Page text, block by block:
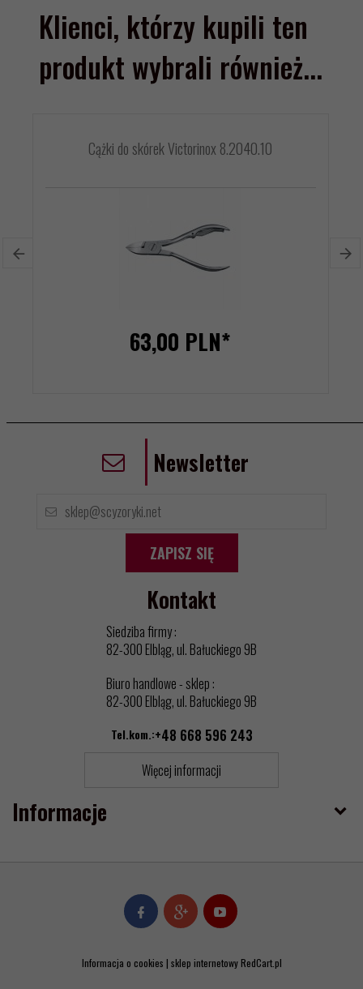
Klienci, którzy kupili ten
produkt wybrali również...
Cążki do skórek Victorinox 8.2040.10
63,00 PLN*
Informacje
Newsletter
ZAPISZ SIĘ
Kontakt
Siedziba firmy :
82-300 Elbląg, ul. Bałuckiego 9B
Biuro handlowe - sklep :
82-300 Elbląg, ul. Bałuckiego 9B
Tel.kom.:+48 668 596 243
Więcej informacji
Informacja o cookies | sklep internetowyRedCart.pl